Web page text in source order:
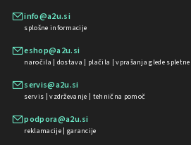
info@a2u.si
splošne informacije
eshop@a2u.si
naročila | dostava | plačila | vprašanja glede
servis@a2u.si
servis | vzdrževanje | tehnična pomoč
podpora@a2u.si
reklamacije | garancije